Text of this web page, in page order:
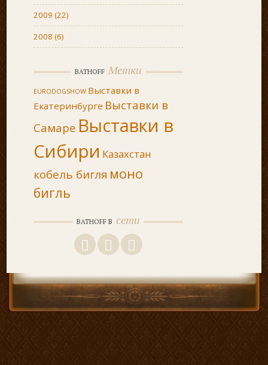
2009(22)
2008(6)
BATHOFF Метки
EURODOGSHOW Выставки в
Екатеринбурге Выставки в
Самаре Выставки в
Сибири Казахстан
кобель бигля моно
бигль
BATHOFF В сети